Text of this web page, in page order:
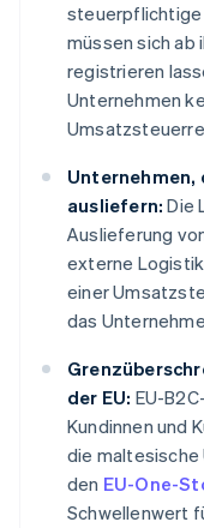
steuerpflichtige
müssen sich ab
registrieren
Unternehmen
Unternehmen,
ausliefern: Die
Auslieferung
externe
einer
das
der EU: EU-
Kundinnen und
die
den EU-One-
Schwellenwert